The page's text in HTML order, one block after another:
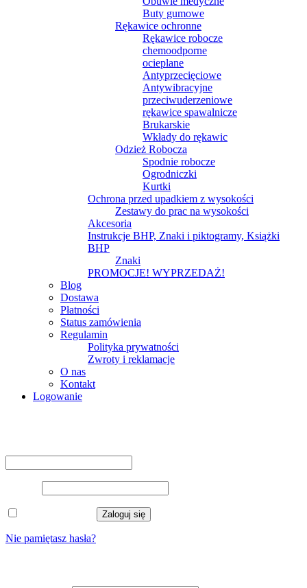
Buty gumowe
Rękawice ochronne
Rękawice robocze
chemoodporne
ocieplane
Antyprzecięciowe
Antywibracyjne
przeciwuderzeniowe
rękawice spawalnicze
Brukarskie
Wkłady do rękawic
Odzież Robocza
Spodnie robocze
Ogrodniczki
Kurtki
Ochrona przed upadkiem z wysokości
Zestawy do prac na wysokości
Akcesoria
Instrukcje BHP, Znaki i piktogramy, Książki
BHP
Znaki
PROMOCJE! WYPRZEDAŻ!
Blog
Dostawa
Płatności
Status zamówienia
Regulamin
Polityka prywatności
Zwroty i reklamacje
O nas
Kontakt
Logowanie
Zaloguj się
Nie pamiętasz hasła?